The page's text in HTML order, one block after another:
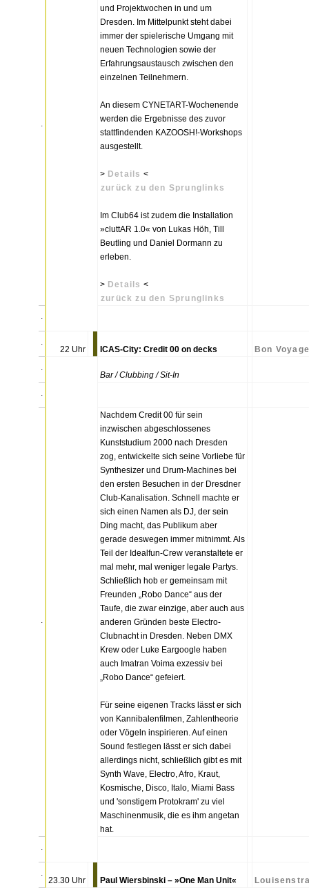
.
und Projektwochen in und um
Dresden. Im Mittelpunkt steht dabei
immer der spielerische Umgang mit
neuen Technologien sowie der
Erfahrungsaustausch zwischen den
einzelnen Teilnehmern.
An diesem CYNETART-Wochenende
werden die Ergebnisse des zuvor
stattfindenden KAZOOSH!-Workshops
ausgestellt.
> Details <
zurück zu den Sprunglinks
Im Club64 ist zudem die Installation
»cluttAR 1.0« von Lukas Höh, Till
Beutling und Daniel Dormann zu
erleben.
> Details <
zurück zu den Sprunglinks
.
.
22 Uhr ICAS-City: Credit 00 on decks
Bon Voyage
.
Bar / Clubbing / Sit-In
.
.
Nachdem Credit 00 für sein
inzwischen abgeschlossenes
Kunststudium 2000 nach Dresden
zog, entwickelte sich seine Vorliebe für
Synthesizer und Drum-Machines bei
den ersten Besuchen in der Dresdner
Club-Kanalisation. Schnell machte er
sich einen Namen als DJ, der sein
Ding macht, das Publikum aber
gerade deswegen immer mitnimmt. Als
Teil der Idealfun-Crew veranstaltete er
mal mehr, mal weniger legale Partys.
Schließlich hob er gemeinsam mit
Freunden „Robo Dance“ aus der
Taufe, die zwar einzige, aber auch aus
anderen Gründen beste Electro-
Clubnacht in Dresden. Neben DMX
Krew oder Luke Eargoogle haben
auch Imatran Voima exzessiv bei
„Robo Dance“ gefeiert.
Für seine eigenen Tracks lässt er sich
von Kannibalenfilmen, Zahlentheorie
oder Vögeln inspirieren. Auf einen
Sound festlegen lässt er sich dabei
allerdings nicht, schließlich gibt es mit
Synth Wave, Electro, Afro, Kraut,
Kosmische, Disco, Italo, Miami Bass
und 'sonstigem Protokram' zu viel
Maschinenmusik, die es ihm angetan
hat.
.
.
23.30 Uhr Paul Wiersbinski – »One Man Unit«